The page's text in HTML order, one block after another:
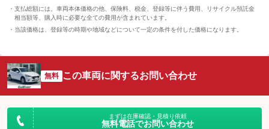
支払総額には、車両本体価格の他、保険料、税金、登録等に伴う費用、リサイクル預託金
相当額等、購入時に必要な全ての費用が含まれています。
当該価格は、登録等の時期や地域などについて一定の条件を付した価格になります。
無料 この車両に関するお問い合わせ
まずは在庫確認・見積り依頼
無料電話でお問い合わせ